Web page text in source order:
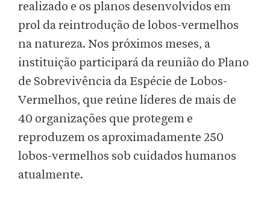
realizado e os planos desenvolvidos em
prol da reintrodução de lobos-vermelhos
na natureza. Nos próximos meses, a
instituição participará da reunião do Plano
de Sobrevivência da Espécie de Lobos-
Vermelhos, que reúne líderes de mais de
40 organizações que protegem e
reproduzem os aproximadamente 250
lobos-vermelhos sob cuidados humanos
atualmente.